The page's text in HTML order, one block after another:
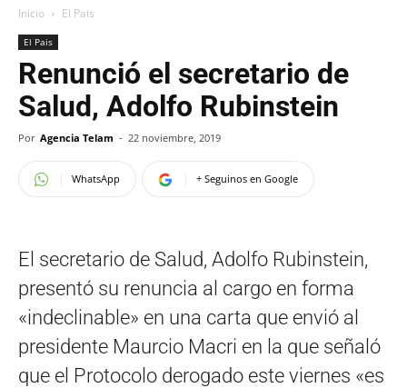
Inicio El Pais
El Pais
Renunció el secretario de
Salud, Adolfo Rubinstein
Por Agencia Telam - 22 noviembre, 2019
WhatsApp + Seguinos en Google
El secretario de Salud, Adolfo Rubinstein,
presentó su renuncia al cargo en forma
«indeclinable» en una carta que envió al
presidente Maurcio Macri en la que señaló
que el Protocolo derogado este viernes «es